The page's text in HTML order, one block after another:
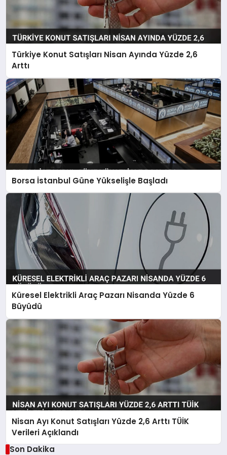
Türkiye Konut Satışları Nisan Ayında Yüzde 2,6
Arttı
Borsa İstanbul Güne Yükselişle Başladı
Küresel Elektrikli Araç Pazarı Nisanda Yüzde 6
Büyüdü
Nisan Ayı Konut Satışları Yüzde 2,6 Arttı TÜİK
Verileri Açıklandı
Son Dakika